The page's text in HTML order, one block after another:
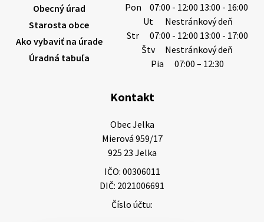
6. augusta 2026 08:12
5. augusta 2026 13:10
Smútočný oznam: 05.08.2026 1/ Vážení obyvatelia!S
hlbokým zármutkom Vám oznamujeme, že vo veku
73 rokov nás opustila Irena Tanková, rodená
Tanková. Pohreb zosnulej bude dňa 6.08.20…
5. augusta 2026 12:59
Obecný úrad
Starosta obce
Ako vybaviť na úrade
Úradná tabuľa
Pon
07:00 - 12:00 13:00 - 16:00
Ut
Nestránkový deň
Str
07:00 - 12:00 13:00 - 17:00
Štv
Nestránkový deň
Pia
07:00 – 12:30
Kontakt
Obec Jelka
Mierová 959/17
925 23 Jelka
IČO: 00306011
DIČ: 2021006691
Číslo účtu: